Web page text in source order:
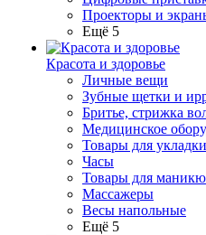
Проекторы и
Ещё 5
Красота и здоровье
Личные вещи
Зубные щетки и
Бритье, стрижка
Медицинское
Товары для
Часы
Товары для
Массажеры
Весы напольные
Ещё 5